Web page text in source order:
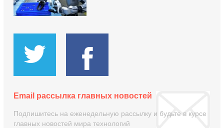
Email рассылка главных новостей
Подпишитесь на еженедельную рассылку и будьте в курсе
главных новостей мира технологий